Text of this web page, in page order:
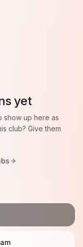
het mooie
niveaus
energy,
yet
show up here as
club? Give them